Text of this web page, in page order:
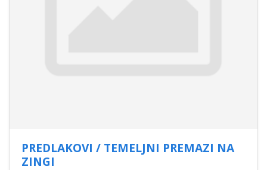
PREDLAKOVI / TEMELJNI PREMAZI NA
ZINGI